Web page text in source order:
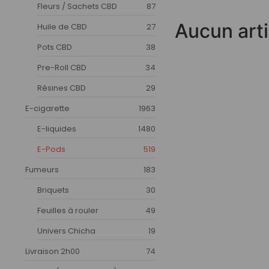
Fleurs / Sachets CBD
87
Huile de CBD
27
Pots CBD
38
Pre-Roll CBD
34
Résines CBD
29
E-cigarette
1963
E-liquides
1480
E-Pods
519
Fumeurs
183
Briquets
30
Feuilles à rouler
49
Univers Chicha
19
Livraison 2h00
74
Aucun